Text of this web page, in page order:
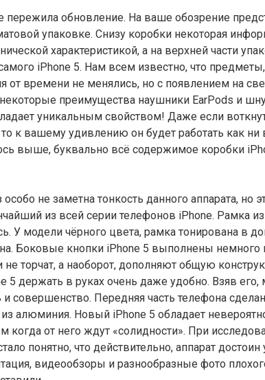
пережила обновление. На ваше обозрение
упаковке. Снизу коробки некоторая
характеристикой, а на верхней части
iPhone 5. Нам всем известно, что
от времени не менялись, но с появлением на
преимущества наушники EarPods и
уникальным свойством! Даже если
к вашему удивлению он будет работать как
выше, буквально всё содержимое коробки
не заметна тонкость данного аппарата, но
из всей серии телефонов iPhone. Рамка
У модели чёрного цвета, рамка тонирована в
Боковые кнопки iPhone 5 выполнены немного
торчат, а наоборот, дополняют общую
5 держать в руках очень даже удобно. Взяв
и совершенство. Передняя часть телефона
из алюминия. Новый iPhone 5 обладает
когда от него ждут «солидности». При
понятно, что действительно, аппарат
видеообзоры и разнообразные фото